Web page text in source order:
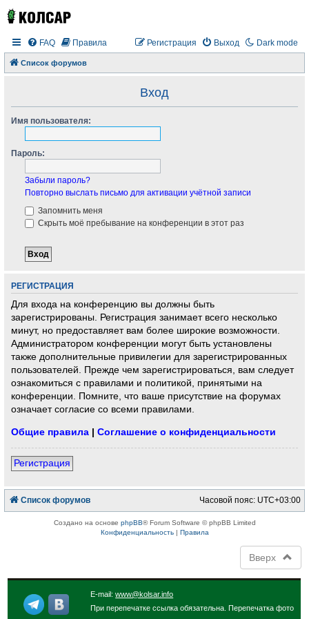
Dark mode
FAQ Правила Выход
Регистрация
Список форумов
Вход
Имя пользователя:
Пароль:
Забыли пароль?
Повторно выслать письмо для активации учётной записи
Запомнить меня
Скрыть моё пребывание на конференции в этот раз
РЕГИСТРАЦИЯ
Для входа на конференцию вы должны быть
зарегистрированы. Регистрация занимает всего несколько
минут, но предоставляет вам более широкие возможности.
Администратором конференции могут быть установлены
также дополнительные привилегии для зарегистрированных
пользователей. Прежде чем зарегистрироваться, вам следует
ознакомиться с правилами и политикой, принятыми на
конференции. Помните, что ваше присутствие на форумах
означает согласие со всеми правилами.
Общие правила |Соглашение о конфиденциальности
Регистрация
Список форумов Часовой пояс: UTC+03:00
Создано на основе phpBB® Forum Software © phpBB Limited
Конфиденциальность| Правила
Вверх
E-mail:www@kolsar.info
При перепечатке ссылка обязательна. Перепечатка фото